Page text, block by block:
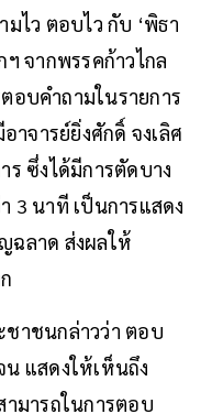
ไว ตอบไว กับ ‘พิธา
จากพรรคก้าวไกล
อบคำถามในรายการ
าจารย์ยิ่งศักดิ์ จงเลิศ
ร ซึ่งได้มีการตัดบาง
3 นาที เป็นการแสดง
ฉลาด ส่งผลให้
าชนกล่าวว่า ตอบ
แสดงให้เห็นถึง
มารถในการตอบ